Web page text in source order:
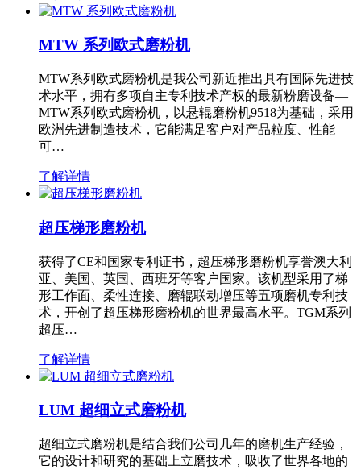
MTW 系列欧式磨粉机
MTW系列欧式磨粉机是我公司新近推出具有国际先进技
术水平，拥有多项自主专利技术产权的最新粉磨设备—
MTW系列欧式磨粉机，以悬辊磨粉机9518为基础，采用
欧洲先进制造技术，它能满足客户对产品粒度、性能
可…
了解详情
超压梯形磨粉机
获得了CE和国家专利证书，超压梯形磨粉机享誉澳大利
亚、美国、英国、西班牙等客户国家。该机型采用了梯
形工作面、柔性连接、磨辊联动增压等五项磨机专利技
术，开创了超压梯形磨粉机的世界最高水平。TGM系列
超压…
了解详情
LUM 超细立式磨粉机
超细立式磨粉机是结合我们公司几年的磨机生产经验，
它的设计和研究的基础上立磨技术，吸收了世界各地的